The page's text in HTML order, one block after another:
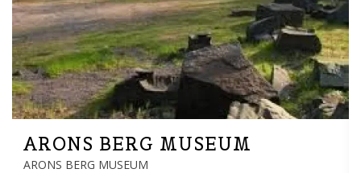
ARONS BERG MUSEUM
ARONS BERG MUSEUM